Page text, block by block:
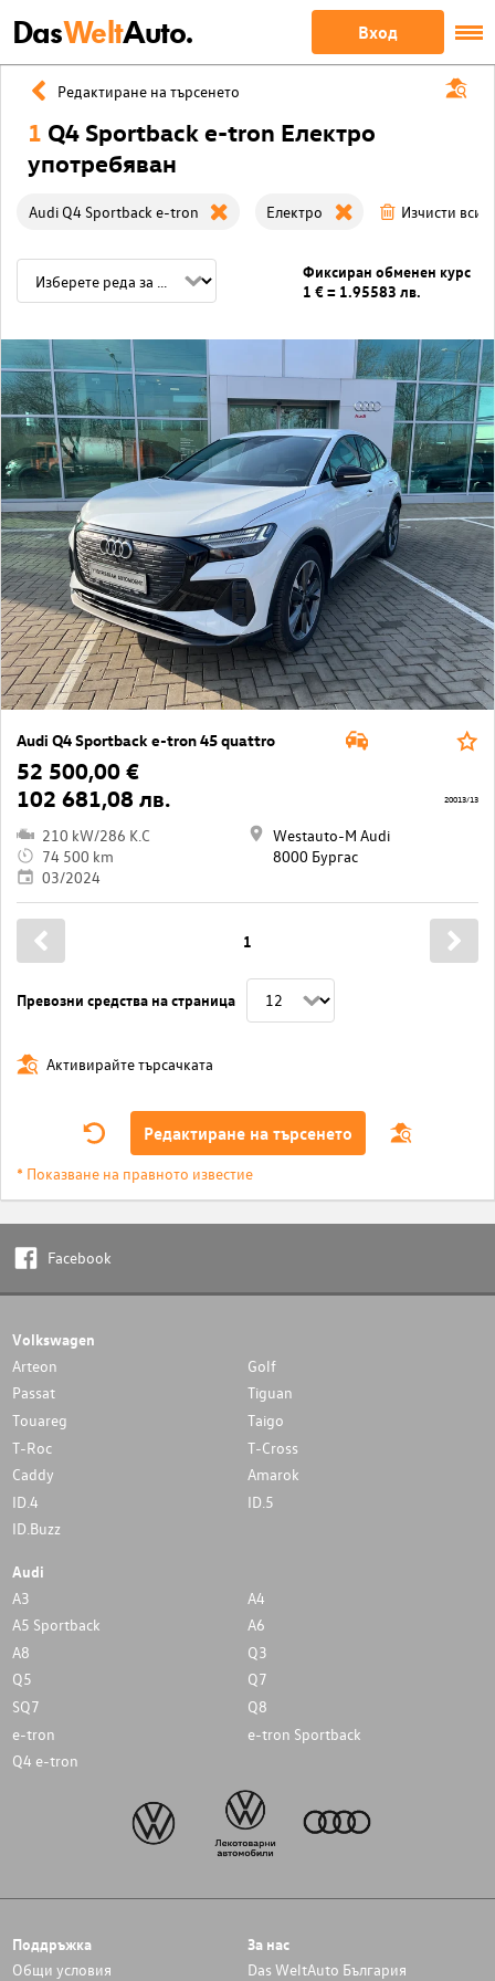
DasWeltAuto. Вход
Редактиране на търсенето
1 Q4 Sportback e-tron Електро
употребяван
Audi Q4 Sportback e-tron Електро Изчисти
Фиксиран обменен курс
1 € = 1.95583 лв.
Audi Q4 Sportback e-tron 45 quattro
52 500,00 €
102 681,08 лв.
210 kW/286 K.C
74 500 km
03/2024
Westauto-M Audi
8000 Бургас
20013/13
Превозни средства на страница
1
Активирайте търсачката
Редактиране на търсенето
* Показване на правното известие
Facebook
Volkswagen
Arteon
Golf
Passat
Tiguan
Touareg
Taigo
T-Roc
T-Cross
Caddy
Amarok
ID.4
ID.5
ID.Buzz
Audi
A3
A4
A5 Sportback
A6
A8
Q3
Q5
Q7
SQ7
Q8
e-tron
e-tron Sportback
Q4 e-tron
Поддръжка
Общи условия
За нас
Das WeltAuto България